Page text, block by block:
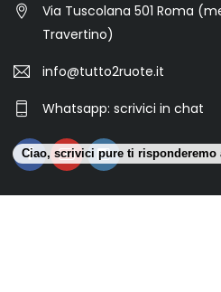
Via Tuscolana 501 Roma
Travertino)
info@tutto2ruote.it
Whatsapp: scrivici in chat
Ciao, scrivici pure ti risponderemo